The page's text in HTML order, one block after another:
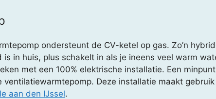
ondersteunt de CV-ketel op gas. Zo’n
is in huis, plus schakelt in als je ineens veel warm
met een 100% elektrische installatie. Een
Deze installatie maakt
aan den IJssel.